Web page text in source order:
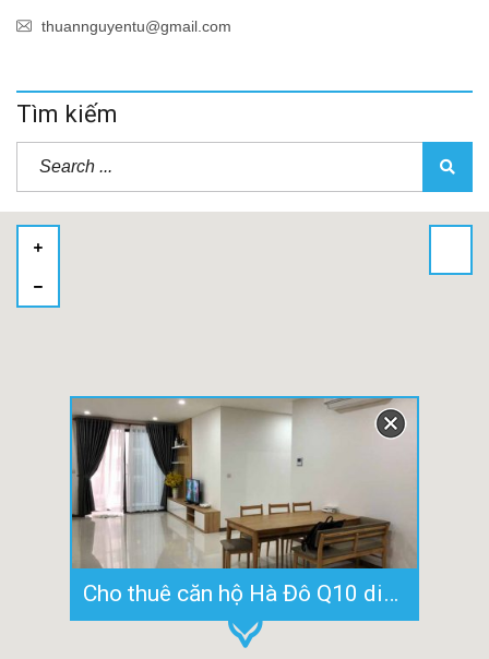
thuannguyentu@gmail.com
Tìm kiếm
Cho thuê căn hộ Hà Đô Q10 diện tích rộng nội thất cao cấp 35 tr/tháng